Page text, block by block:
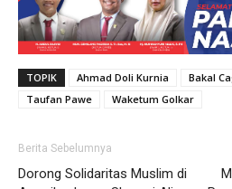
TOPIK Ahmad Doli Kurnia Bakal
Taufan Pawe
Waketum Golkar
Berita Sebelumnya
Dorong Solidaritas Muslim di